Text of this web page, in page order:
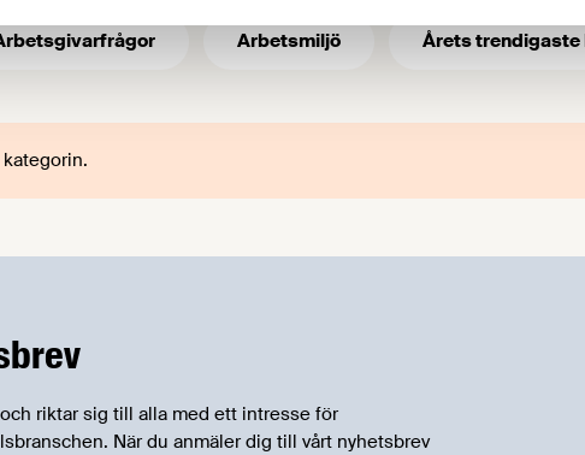
Arbetsmiljö Årets trendigaste
riktar sig till alla med ett intresse för
När du anmäler dig till vårt nyhetsbrev